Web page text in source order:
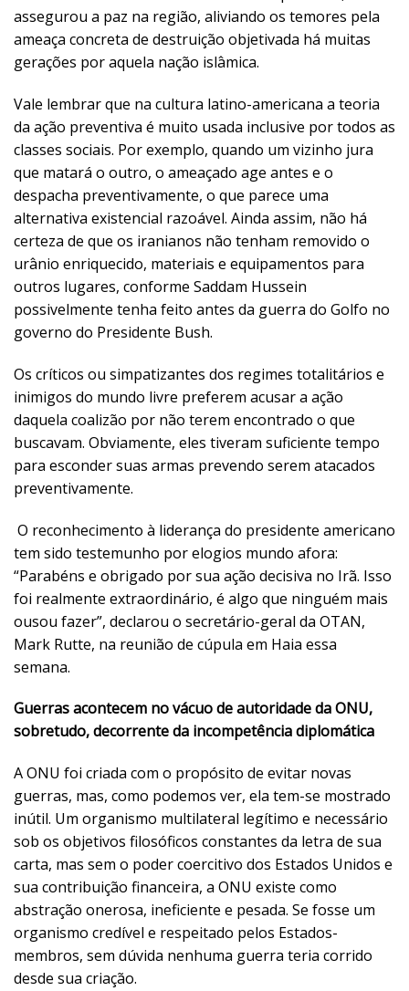
assegurou a paz na região, aliviando os temores pela
ameaça concreta de destruição objetivada há muitas
gerações por aquela nação islâmica.
Vale lembrar que na cultura latino-americana a teoria
da ação preventiva é muito usada inclusive por todos as
classes sociais. Por exemplo, quando um vizinho jura
que matará o outro, o ameaçado age antes e o
despacha preventivamente, o que parece uma
alternativa existencial razoável. Ainda assim, não há
certeza de que os iranianos não tenham removido o
urânio enriquecido, materiais e equipamentos para
outros lugares, conforme Saddam Hussein
possivelmente tenha feito antes da guerra do Golfo no
governo do Presidente Bush.
Os críticos ou simpatizantes dos regimes totalitários e
inimigos do mundo livre preferem acusar a ação
daquela coalizão por não terem encontrado o que
buscavam. Obviamente, eles tiveram suficiente tempo
para esconder suas armas prevendo serem atacados
preventivamente.
O reconhecimento à liderança do presidente americano
tem sido testemunho por elogios mundo afora:
“Parabéns e obrigado por sua ação decisiva no Irã. Isso
foi realmente extraordinário, é algo que ninguém mais
ousou fazer”, declarou o secretário-geral da OTAN,
Mark Rutte, na reunião de cúpula em Haia essa
semana.
Guerras acontecem no vácuo de autoridade da ONU,
sobretudo, decorrente da incompetência diplomática
A ONU foi criada com o propósito de evitar novas
guerras, mas, como podemos ver, ela tem-se mostrado
inútil. Um organismo multilateral legítimo e necessário
sob os objetivos filosóficos constantes da letra de sua
carta, mas sem o poder coercitivo dos Estados Unidos e
sua contribuição financeira, a ONU existe como
abstração onerosa, ineficiente e pesada. Se fosse um
organismo credível e respeitado pelos Estados-
membros, sem dúvida nenhuma guerra teria corrido
desde sua criação.